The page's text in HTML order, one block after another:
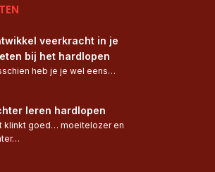
veerkracht in je
bij het hardlopen
heb je je wel eens…
leren hardlopen
klinkt goed… moeitelozer en